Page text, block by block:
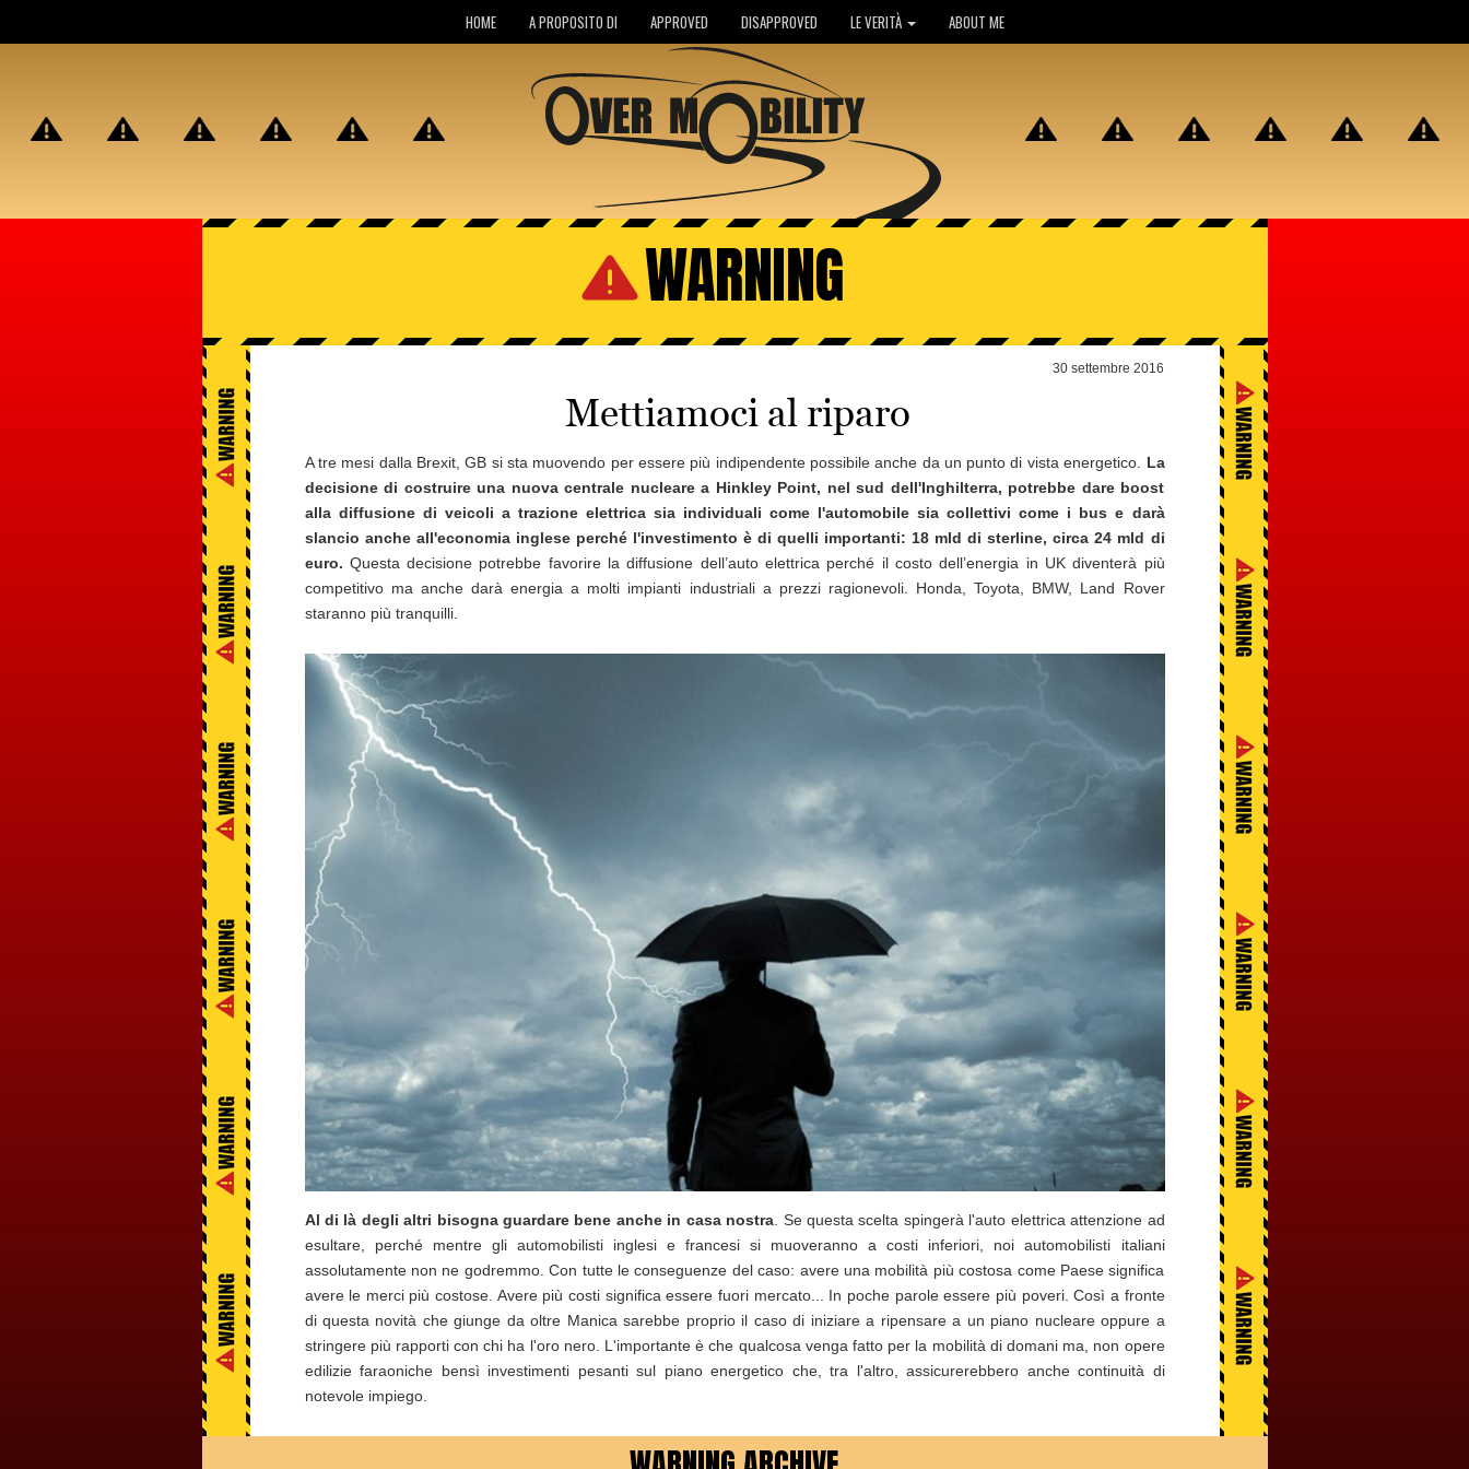
HOME A PROPOSITO DI APPROVED DISAPPROVED LE VERITÀ ABOUT ME
WARNING
30 settembre 2016
Mettiamoci al riparo
A tre mesi dalla Brexit, GB si sta muovendo per essere più indipendente possibile anche da un punto di vista energetico. La
decisione di costruire una nuova centrale nucleare a Hinkley Point, nel sud dell'Inghilterra, potrebbe dare boost
alla diffusione di veicoli a trazione elettrica sia individuali come l'automobile sia collettivi come i bus e darà
slancio anche all'economia inglese perché l'investimento è di quelli importanti: 18 mld di sterline, circa 24 mld di
euro. Questa decisione potrebbe favorire la diffusione dell’auto elettrica perché il costo dell’energia in UK diventerà più
competitivo ma anche darà energia a molti impianti industriali a prezzi ragionevoli. Honda, Toyota, BMW, Land Rover
staranno più tranquilli.
Al di là degli altri bisogna guardare bene anche in casa nostra . Se questa scelta spingerà l'auto elettrica attenzione ad
esultare, perché mentre gli automobilisti inglesi e francesi si muoveranno a costi inferiori, noi automobilisti italiani
assolutamente non ne godremmo. Con tutte le conseguenze del caso: avere una mobilità più costosa come Paese significa
avere le merci più costose. Avere più costi significa essere fuori mercato... In poche parole essere più poveri. Così a fronte
di questa novità che giunge da oltre Manica sarebbe proprio il caso di iniziare a ripensare a un piano nucleare oppure a
stringere più rapporti con chi ha l'oro nero. L'importante è che qualcosa venga fatto per la mobilità di domani ma, non opere
edilizie faraoniche bensì investimenti pesanti sul piano energetico che, tra l'altro, assicurerebbero anche continuità di
notevole impiego.